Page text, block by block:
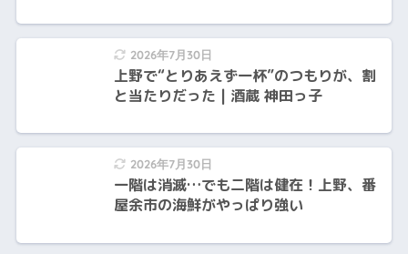
2026年7月30日
上野で“とりあえず一杯”のつもりが、割
と当たりだった | 酒蔵 神田っ子
2026年7月30日
一階は消滅…でも二階は健在！上野、番
屋余市の海鮮がやっぱり強い